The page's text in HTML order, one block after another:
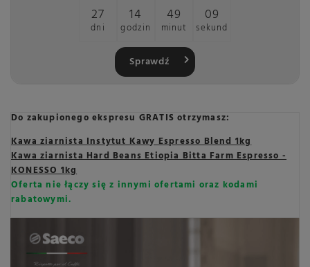
27
dni
14
godzin
49
minut
07
sekund
Sprawdź
Do zakupionego ekspresu GRATIS otrzymasz:
Kawa ziarnista Instytut Kawy Espresso Blend 1kg
Kawa ziarnista Hard Beans Etiopia Bitta Farm Espresso -
KONESSO 1kg
Oferta nie łączy się z innymi ofertami oraz kodami
rabatowymi.